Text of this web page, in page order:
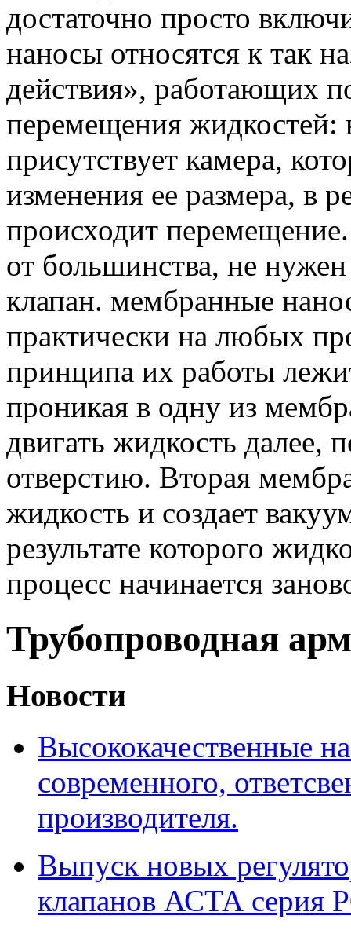
достаточно просто
наносы относятся к так
действия», работающих
перемещения жидкостей:
присутствует камера,
изменения ее размера, в
происходит
от большинства, не
клапан. мембранные
практически на любых
принципа их работы
проникая в одну из
двигать жидкость далее,
отверстию. Вторая
жидкость и создает
результате которого
процесс начинается
Трубопроводная
Новости
Высококачественные
современного,
производителя.
Выпуск новых
клапанов АСТА серия